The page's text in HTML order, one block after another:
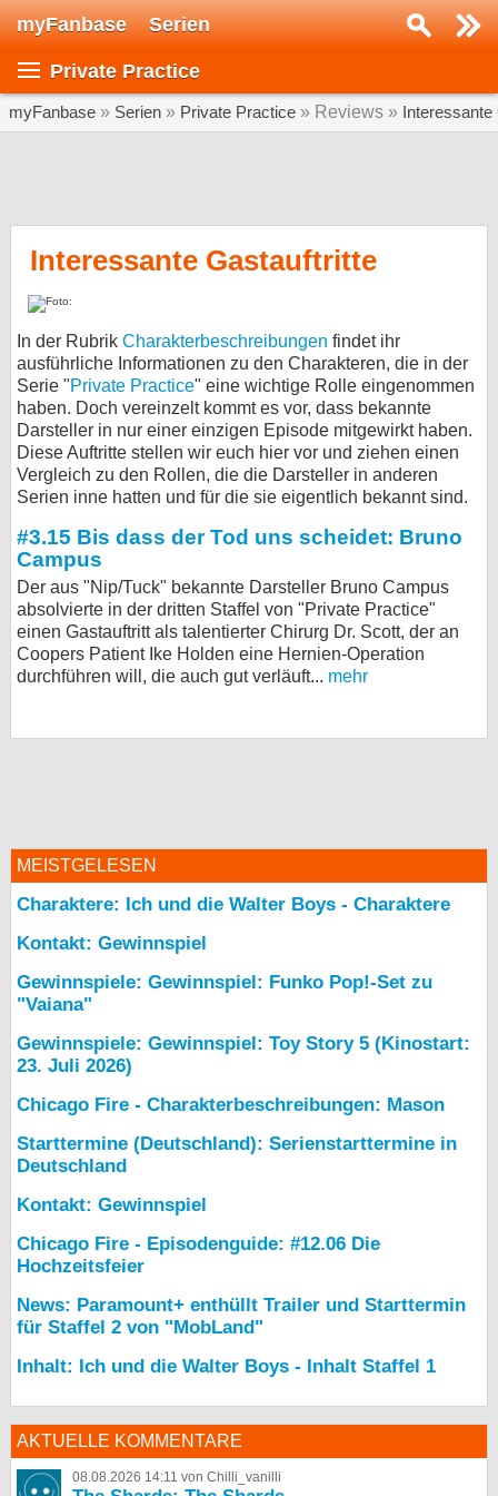
myFanbase Serien
Private Practice
myFanbase » Serien » Private Practice » Reviews » Interessante
Interessante Gastauftritte
In der Rubrik Charakterbeschreibungen findet ihr
ausführliche Informationen zu den Charakteren, die in der
Serie "Private Practice" eine wichtige Rolle eingenommen
haben. Doch vereinzelt kommt es vor, dass bekannte
Darsteller in nur einer einzigen Episode mitgewirkt haben.
Diese Auftritte stellen wir euch hier vor und ziehen einen
Vergleich zu den Rollen, die die Darsteller in anderen
Serien inne hatten und für die sie eigentlich bekannt sind.
#3.15 Bis dass der Tod uns scheidet: Bruno
Campus
Der aus "Nip/Tuck" bekannte Darsteller Bruno Campus
absolvierte in der dritten Staffel von "Private Practice"
einen Gastauftritt als talentierter Chirurg Dr. Scott, der an
Coopers Patient Ike Holden eine Hernien-Operation
durchführen will, die auch gut verläuft... mehr
MEISTGELESEN
Charaktere: Ich und die Walter Boys - Charaktere
Kontakt: Gewinnspiel
Gewinnspiele: Gewinnspiel: Funko Pop!-Set zu
"Vaiana"
Gewinnspiele: Gewinnspiel: Toy Story 5 (Kinostart:
23. Juli 2026)
Chicago Fire - Charakterbeschreibungen: Mason
Starttermine (Deutschland): Serienstarttermine in
Deutschland
Kontakt: Gewinnspiel
Chicago Fire - Episodenguide: #12.06 Die
Hochzeitsfeier
News: Paramount+ enthüllt Trailer und Starttermin
für Staffel 2 von "MobLand"
Inhalt: Ich und die Walter Boys - Inhalt Staffel 1
AKTUELLE KOMMENTARE
08.08.2026 14:11 von Chilli_vanilli
Serie suchen...
SERIEN
Specials
SERVICE
Gewinnspiele
Forum
bei X
bei Facebook
Kontakt
Desktop-Ansicht
myFanbase